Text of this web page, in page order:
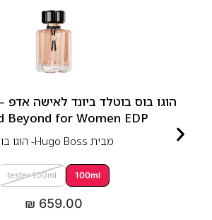
Bottled Beyond for Women EDP
מבית Hugo Boss- הוגו בוס
100ml
tester 100ml
₪ 659.00